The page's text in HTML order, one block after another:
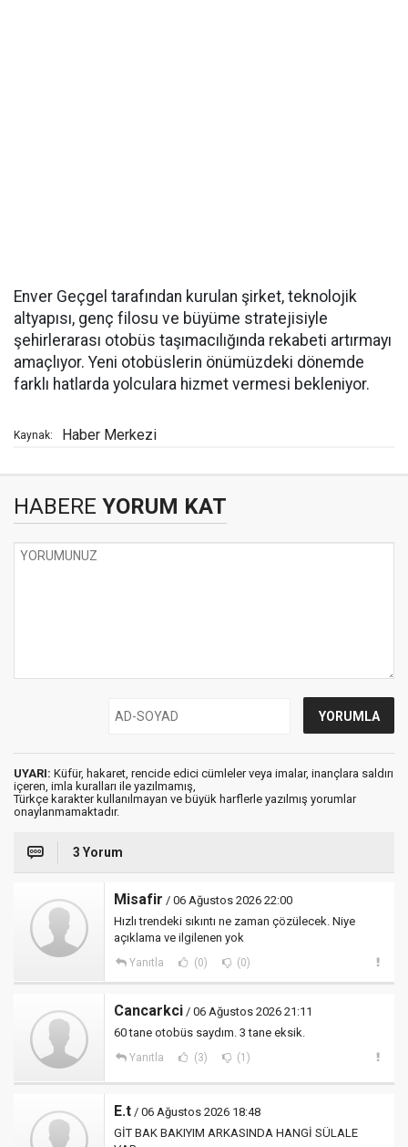
Enver Geçgel tarafından kurulan şirket, teknolojik
altyapısı, genç filosu ve büyüme stratejisiyle
şehirlerarası otobüs taşımacılığında rekabeti artırmayı
amaçlıyor. Yeni otobüslerin önümüzdeki dönemde
farklı hatlarda yolculara hizmet vermesi bekleniyor.
Kaynak: Haber Merkezi
HABERE YORUM KAT
UYARI: Küfür, hakaret, rencide edici cümleler veya imalar, inançlara saldırı
içeren, imla kuralları ile yazılmamış,
Türkçe karakter kullanılmayan ve büyük harflerle yazılmış yorumlar
onaylanmamaktadır.
3 Yorum
Misafir / 06 Ağustos 2026 22:00
Hızlı trendeki sıkıntı ne zaman çözülecek. Niye
açıklama ve ilgilenen yok
Yanıtla (0) (0)
Cancarkci / 06 Ağustos 2026 21:11
60 tane otobüs saydım. 3 tane eksik.
Yanıtla (3) (1)
E.t / 06 Ağustos 2026 18:48
GİT BAK BAKIYIM ARKASINDA HANGİ SÜLALE